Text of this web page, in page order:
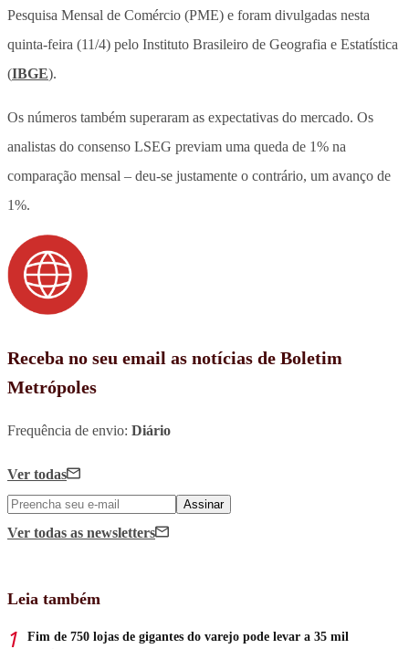
Pesquisa Mensal de Comércio (PME) e foram divulgadas nesta
quinta-feira (11/4) pelo Instituto Brasileiro de Geografia e Estatística
(IBGE).
Os números também superaram as expectativas do mercado. Os
analistas do consenso LSEG previam uma queda de 1% na
comparação mensal – deu-se justamente o contrário, um avanço de
1%.
Receba no seu email as notícias de Boletim
Metrópoles
Frequência de envio: Diário
Ver todas
Assinar
Ver todas as newsletters
Leia também
Fim de 750 lojas de gigantes do varejo pode levar a 35 mil